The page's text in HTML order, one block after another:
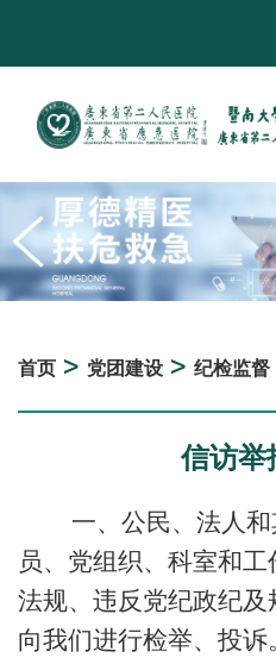
首页 > 党团建设 > 纪检监督
信访举
一、公民、法人
员、党组织、科室和
法规、违反党纪政纪
向我们进行检举、投诉